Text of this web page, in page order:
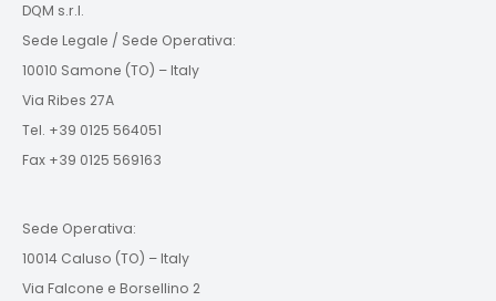
DQM s.r.l.
Sede Legale / Sede Operativa:
10010 Samone (TO) – Italy
Via Ribes 27A
Tel. +39 0125 564051
Fax +39 0125 569163
Sede Operativa:
10014 Caluso (TO) – Italy
Via Falcone e Borsellino 2